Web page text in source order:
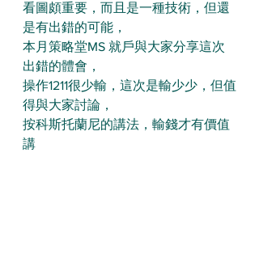
看圖頗重要，而且是一種技術，但還
是有出錯的可能，
本月策略堂MS 就戶與大家分享這次
出錯的體會，
操作1211很少輸，這次是輸少少，但值
得與大家討論，
按科斯托蘭尼的講法，輸錢才有價值
講